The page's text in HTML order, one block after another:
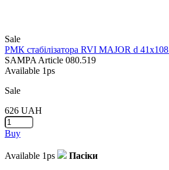
Sale
РМК стабілізатора RVI MAJOR d 41x108
SAMPA Article 080.519
Available 1ps
Sale
626 UAH
Buy
Available 1ps Пасіки